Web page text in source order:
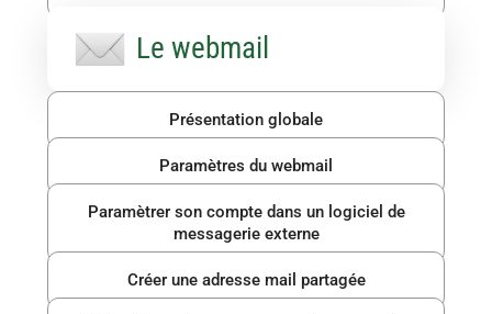
Le webmail
Présentation globale
Paramètres du webmail
Paramètrer son compte dans un logiciel de
messagerie externe
Créer une adresse mail partagée